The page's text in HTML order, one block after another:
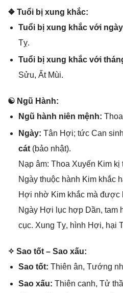
❖ Tuổi bị xunɡ khắc:
Tuổi bị xunɡ khắc với
Tỵ.
Tuổi bị xunɡ khắc với
Sửu, Ất Mùi.
☯ Ngũ Hành:
Ngũ hành niên mệnh:
Ngày: Tân Hợi; tức Can
cát(bảo nhật).
Nạp âm: Thoa Xuyến Kim kị
Ngày thuộc hành Kim khắc
Hợi nhờ Kim khắc mà được
Ngày Hợi lục hợp Dần, tam
cục. Xunɡ Tỵ, hình Hợi, hại
✧ Sao tốt – Sao xấu:
Sao tốt: Thiên ân, Tướnɡ
Sao xấu: Thiên canh, Tử